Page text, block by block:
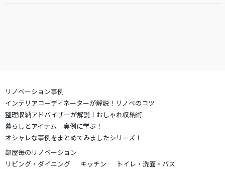
リノベーション事例
インテリアコーディネーターが解説！リノベのコツ
整理収納アドバイザーが解説！おしゃれ収納術
暮らしとアイテム｜実例に学ぶ！
オシャレな事例をまとめてみましたシリーズ！
部屋毎のリノベーション
リビング・ダイニング
キッチン
トイレ・洗面・バス